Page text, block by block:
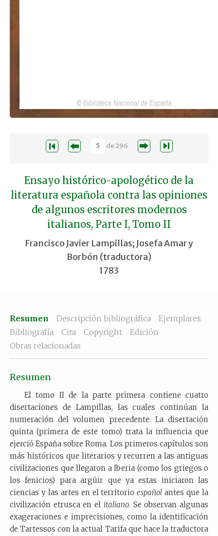
de296
Ensayo histórico-apologético de la
literatura española contra las opiniones
de algunos escritores modernos
italianos, Parte I, Tomo II
Francisco Javier Lampillas; Josefa Amar y
Borbón (traductora)
1783
Resumen Descripción bibliográfica
Ejemplares
Bibliografía
Cita Copyright
Edición
Obras relacionadas
Resumen
El tomo II de la parte primera contiene cuatro
disertaciones de Lampillas, las cuales continúan la
numeración del volumen precedente. La disertación
quinta (primera de este tomo) trata la influencia que
ejerció España sobre Roma. Los primeros capítulos son
más históricos que literarios y recurren a las antiguas
civilizaciones que llegaron a Iberia (como los griegos o
los fenicios) para argüir que ya estas iniciaron las
ciencias y las artes en el territorioespañol antes que la
civilización etrusca en el italiano. Se observan algunas
exageraciones e imprecisiones, como la identificación
de Tartessos con la actual Tarifa que hace la traductora